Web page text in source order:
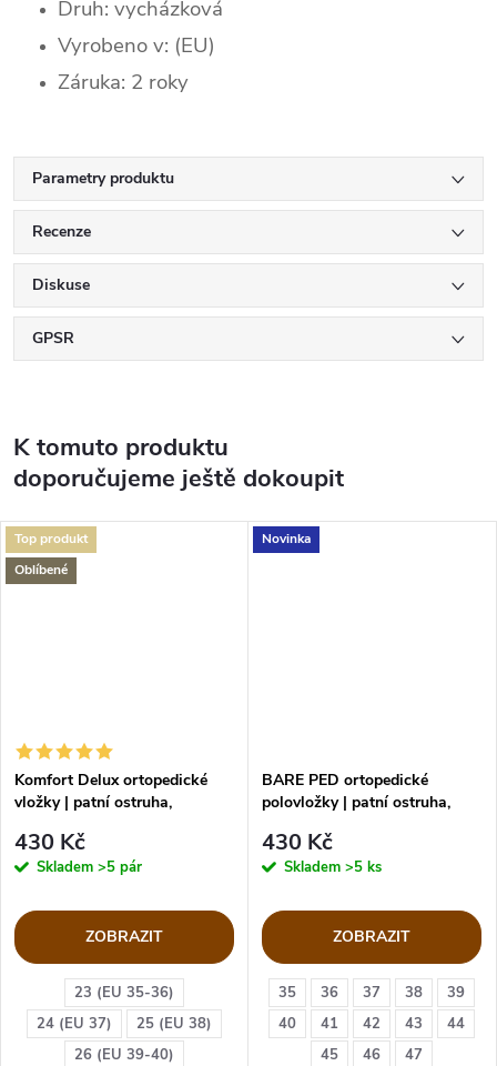
Druh: vycházková
Vyrobeno v: (EU)
Záruka: 2 roky
Parametry produktu
Recenze
Diskuse
GPSR
K tomuto produktu
doporučujeme ještě dokoupit
Top produkt
Oblíbené
23 (EU 35-36)
24 (EU 37)
25 (EU 38)
26 (EU 39-40)
Komfort Delux ortopedické
vložky | patní ostruha,
430 Kč
Skladem >5 pár
ZOBRAZIT
Novinka
35 36 37 38
39
40
41 42 43
44
45
46
47
BARE PED ortopedické
polovložky | patní ostruha,
430 Kč
Skladem >5 ks
ZOBRAZIT